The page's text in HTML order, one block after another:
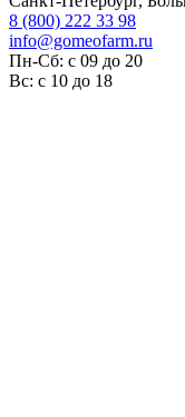
8 (800) 222 33 98
info@gomeofarm.ru
Пн-Сб: с 09 до 20
Вс: с 10 до 18